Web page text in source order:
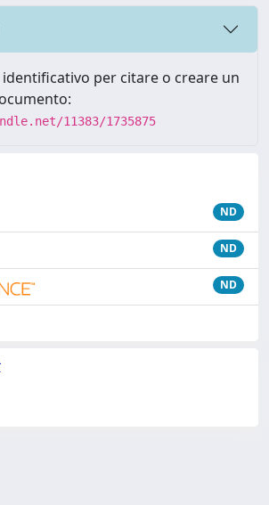
per citare o creare un
11383/1735875
ND
ND
ND